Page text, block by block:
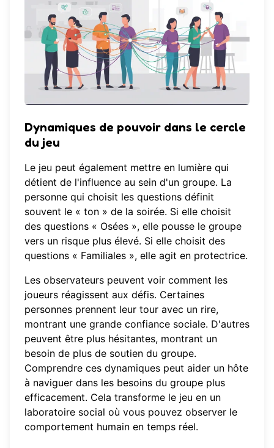
Dynamiques de pouvoir dans le cercle
du jeu
Le jeu peut également mettre en lumière qui
détient de l'influence au sein d'un groupe. La
personne qui choisit les questions définit
souvent le « ton » de la soirée. Si elle choisit
des questions « Osées », elle pousse le groupe
vers un risque plus élevé. Si elle choisit des
questions « Familiales », elle agit en protectrice.
Les observateurs peuvent voir comment les
joueurs réagissent aux défis. Certaines
personnes prennent leur tour avec un rire,
montrant une grande confiance sociale. D'autres
peuvent être plus hésitantes, montrant un
besoin de plus de soutien du groupe.
Comprendre ces dynamiques peut aider un hôte
à naviguer dans les besoins du groupe plus
efficacement. Cela transforme le jeu en un
laboratoire social où vous pouvez observer le
comportement humain en temps réel.